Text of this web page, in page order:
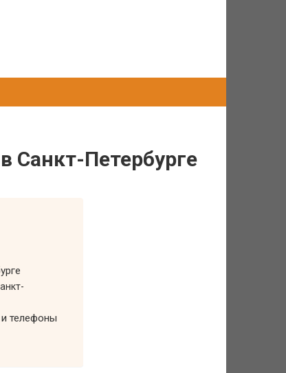
Санкт-Петербурге
и телефоны